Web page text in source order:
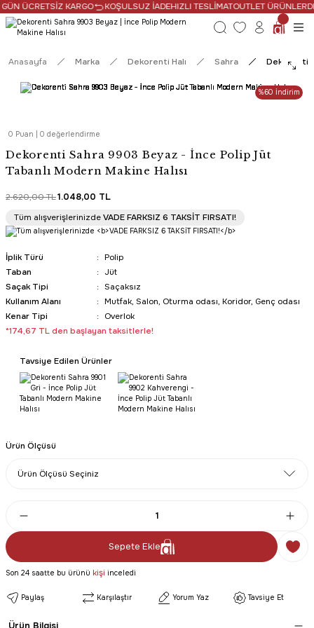
ÜCRETSİZ KARGO KOŞULSUZ İADEHIZLI TESLİMATOUTLET
Anasayfa Marka Dekorenti Halı Sahra Dekorenti
%60 İndirim
0 Puan | 0 değerlendirme
Dekorenti Sahra 9903 Beyaz - İnce Polip Jüt
Tabanlı Modern Makine Halısı
2.620,00 TL1.048,00 TL
Tüm alışverişlerinizdeVADE FARKSIZ 6 TAKSİT FIRSATI!
İplik Türü
Polip
Taban
Jüt
Saçak Tipi
Saçaksız
Kullanım Alanı
Mutfak, Salon, Oturma odası, Koridor, Genç odası
Kenar Tipi
Overlok
*174,67 TL den başlayan taksitlerle!
Tavsiye Edilen Ürünler
Ürün Ölçüsü
Sepete Ekle
Son 24 saatte bu ürünü kişi inceledi
Paylaş Karşılaştır Yorum Yaz Tavsiye Et